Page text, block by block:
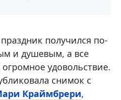
получился по-
и душевым, а все
удовольствие.
снимок с
Краймбрери,